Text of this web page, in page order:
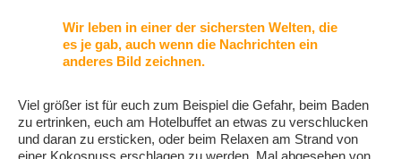
Wir leben in einer der sichersten Welten, die
es je gab, auch wenn die Nachrichten ein
anderes Bild zeichnen.
Viel größer ist für euch zum Beispiel die Gefahr, beim Baden
zu ertrinken, euch am Hotelbuffet an etwas zu verschlucken
und daran zu ersticken, oder beim Relaxen am Strand von